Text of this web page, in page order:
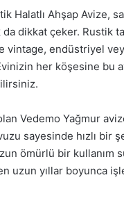
Halatlı Ahşap Avize,
dikkat çeker. Rustik
vintage, endüstriyel
her köşesine bu
Vedemo Yağmur
sayesinde hızlı bir
ömürlü bir kullanım
uzun yıllar boyunca